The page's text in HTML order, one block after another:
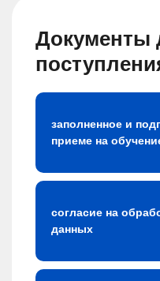
Документы
заполненное и
приеме на
согласие на
данных